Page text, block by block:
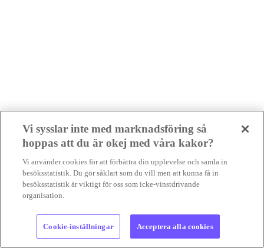
Senaste nyheterna
Foto:geralt/Pixabay
Vi sysslar inte med marknadsföring så
hoppas att du är okej med våra kakor?
Vi använder cookies för att förbättra din upplevelse och samla in
besöksstatistik. Du gör såklart som du vill men att kunna få in
besöksstatistik är viktigt för oss som icke-vinstdrivande
organisation.
Cookie-inställningar Acceptera alla cookies